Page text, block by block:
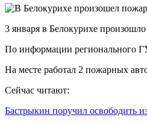
3 января в Белокурихе
По информации регионального
На месте работал 2 пожарных
Сейчас читают:
Бастрыкин поручил освободить